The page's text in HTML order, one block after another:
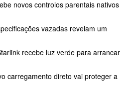
novos controlos parentais nativos
vazadas revelam um
recebe luz verde para arrancar
carregamento direto vai proteger a